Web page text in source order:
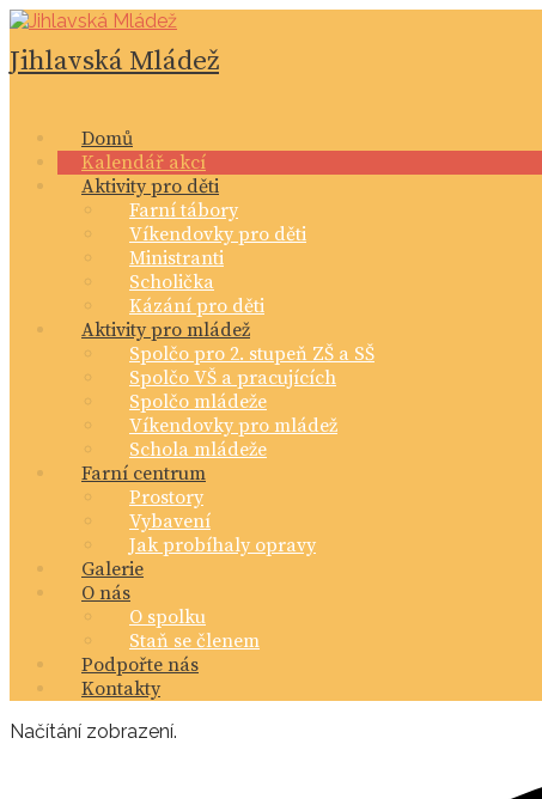
Skip
content
Jihlavská Mládež
Domů
Kalendář akcí
Aktivity pro děti
Farní tábory
Víkendovky pro děti
Ministranti
Scholička
Kázání pro děti
Aktivity pro mládež
Spolčo pro 2. stupeň ZŠ a SŠ
Spolčo VŠ a pracujících
Spolčo mládeže
Víkendovky pro mládež
Schola mládeže
Farní centrum
Prostory
Vybavení
Jak probíhaly opravy
Galerie
O nás
O spolku
Staň se členem
Podpořte nás
Kontakty
Načítání zobrazení.